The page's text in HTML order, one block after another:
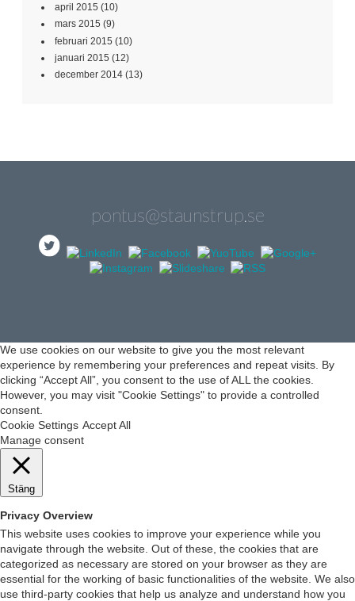
april 2015 (10)
mars 2015 (9)
februari 2015 (10)
januari 2015 (12)
december 2014 (13)
pontus@staunstrup.se
We use cookies on our website to give you the most relevant
experience by remembering your preferences and repeat visits. By
clicking “Accept All”, you consent to the use of ALL the cookies.
However, you may visit "Cookie Settings" to provide a controlled
consent.
Cookie Settings Accept All
Manage consent
Stäng
Privacy Overview
This website uses cookies to improve your experience while you
navigate through the website. Out of these, the cookies that are
categorized as necessary are stored on your browser as they are
essential for the working of basic functionalities of the website. We also
use third-party cookies that help us analyze and understand how you